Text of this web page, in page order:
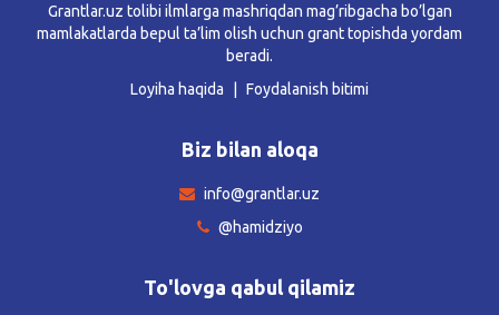
Grantlar.uz tolibi ilmlarga mashriqdan mag’ribgacha bo’lgan
mamlakatlarda bepul ta’lim olish uchun grant topishda yordam
beradi.
Loyiha haqida
Foydalanish bitimi
Biz bilan aloqa
info@grantlar.uz
@hamidziyo
To'lovga qabul qilamiz